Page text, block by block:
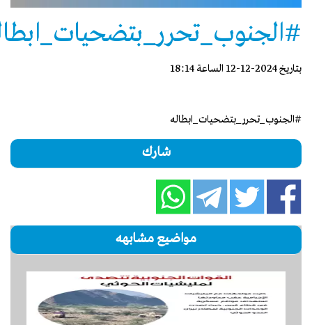
بتاريخ 2024-12-12 الساعة 18:14
#الجنوب_تحرر_بتضحيات_ابطاله
شارك
مواضيع مشابهه